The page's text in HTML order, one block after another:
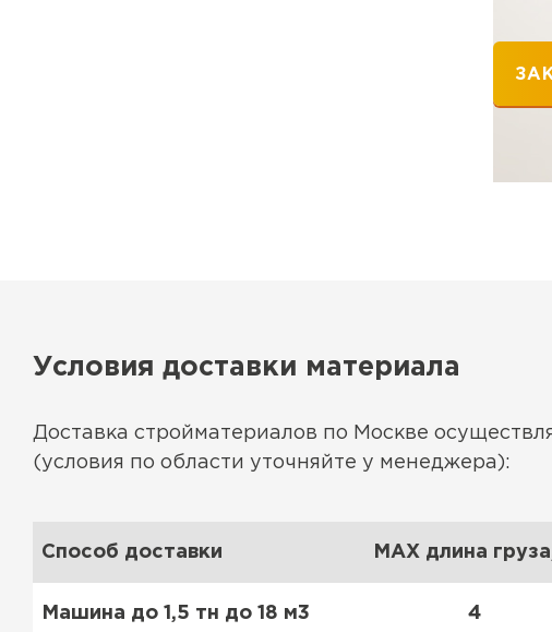
Условия доставки материала
Доставка стройматериалов по Москве
(условия по области уточняйте у менеджера):
Способ доставки MAX длина
Машина до 1,5 тн до 18 м3 4